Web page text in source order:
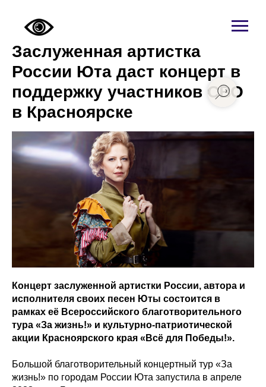
Заслуженная артистка
России Юта даст концерт в
поддержку участников СВО
в Красноярске
Концерт заслуженной артистки России, автора и
исполнителя своих песен Юты состоится в
рамках её Всероссийского благотворительного
тура «За жизнь!» и культурно-патриотической
акции Красноярского края «Всё для Победы!».
Большой благотворительный концертный тур «Зa
жизнь!» по городам России Юта запустила в апреле